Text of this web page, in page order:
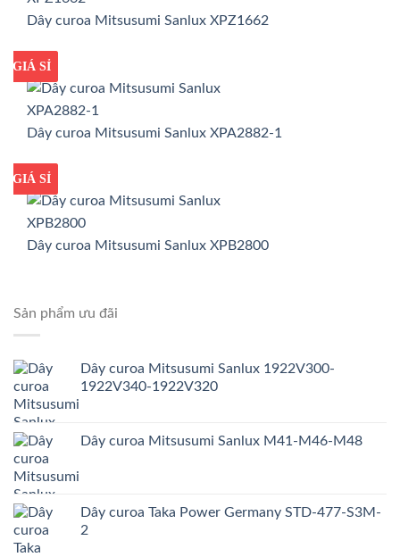
Dây curoa Mitsusumi Sanlux XPZ1662
GIÁ TỐT
GIÁ SỈ
Dây curoa Mitsusumi Sanlux XPA2882-1
GIÁ TỐT
GIÁ SỈ
Dây curoa Mitsusumi Sanlux XPB2800
Sản phẩm ưu đãi
Dây curoa Mitsusumi Sanlux 1922V300-
1922V340-1922V320
Dây curoa Mitsusumi Sanlux M41-M46-M48
Dây curoa Taka Power Germany STD-477-S3M-
2